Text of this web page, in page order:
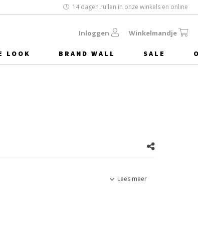
14 dagen ruilen in onze winkels en online
Inloggen Winkelmandje
LOOK BRAND WALL SALE
Lees meer